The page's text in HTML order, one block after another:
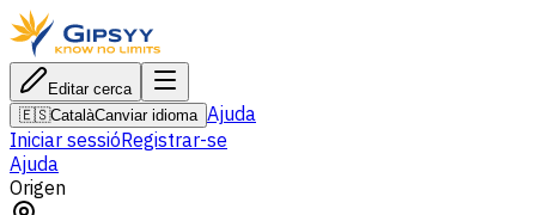
Editar cerca
🇪🇸CatalàCanviar idioma Ajuda
Iniciar sessióRegistrar-se
Ajuda
Origen